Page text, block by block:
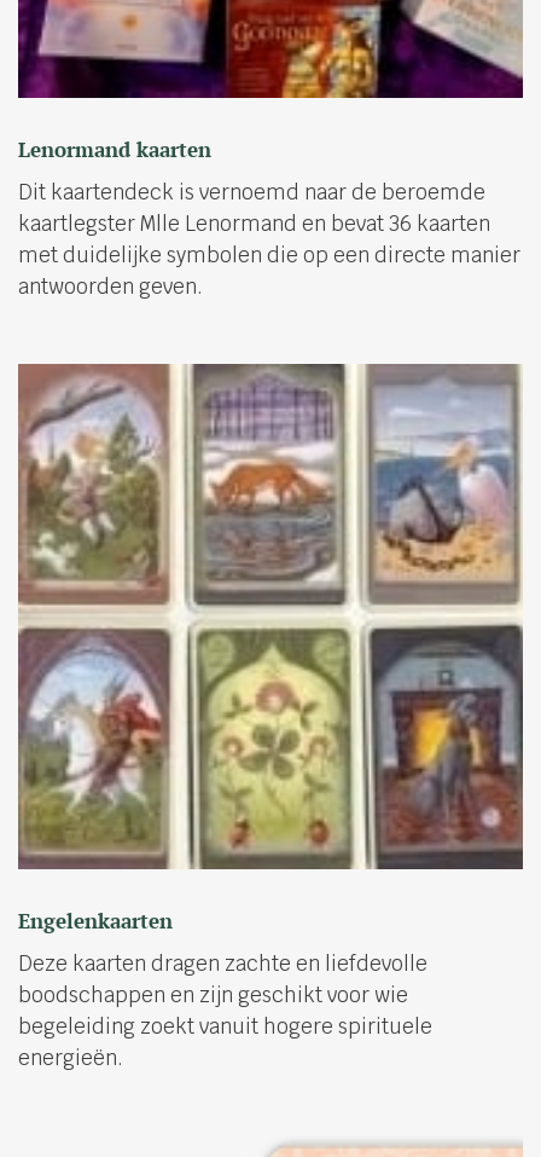
Lenormand kaarten
Dit kaartendeck is vernoemd naar de beroemde
kaartlegster Mlle Lenormand en bevat 36 kaarten
met duidelijke symbolen die op een directe manier
antwoorden geven.
Engelenkaarten
Deze kaarten dragen zachte en liefdevolle
boodschappen en zijn geschikt voor wie
begeleiding zoekt vanuit hogere spirituele
energieën.